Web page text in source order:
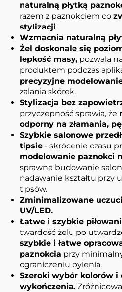
naturalną płytką
razem z paznokciem co
stylizacji.
Wzmacnia naturalną
Żel doskonale się
lepkość masy, pozwala
produktem podczas
precyzyjne
zalania skórek.
Stylizacja bez
przyczepność sprawia, że
odporny na złamania,
Szybkie salonowe
tipsie - skrócenie czasu
modelowanie paznokci
sprawne budowanie
nadawanie kształtu przy
tipsów.
Zminimalizowane
UV/LED.
Łatwe i szybkie
twardość żelu po
szybkie i łatwe
paznokcia przy
ograniczeniu pylenia.
Szeroki wybór kolorów i
wykończenia.